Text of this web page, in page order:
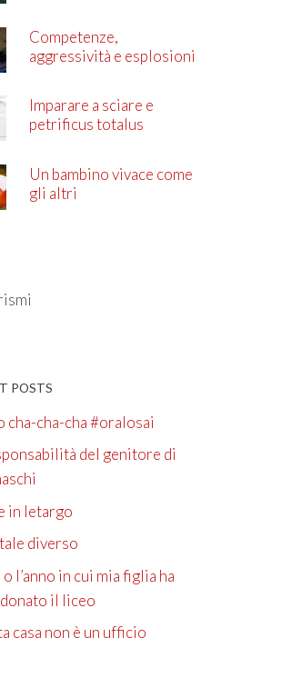
Competenze,
aggressività e esplosioni
Imparare a sciare e
petrificus totalus
Un bambino vivace come
gli altri
POSTS
cha-cha-cha #oralosai
del genitore di
in letargo
diverso
l’anno in cui mia figlia ha
il liceo
casa non è un ufficio